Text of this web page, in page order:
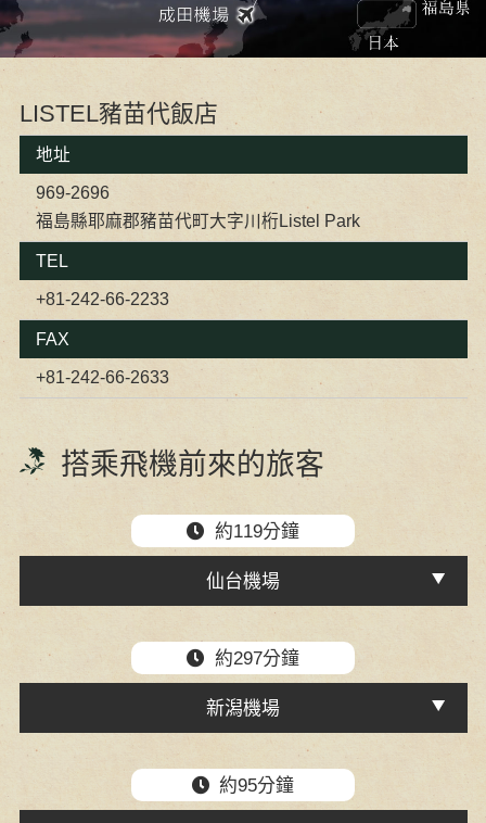
LISTEL豬苗代飯店
地址
969-2696
福島縣耶麻郡豬苗代町大字川桁Listel Park
TEL
+81-242-66-2233
FAX
+81-242-66-2633
搭乘飛機前來的旅客
約119分鐘
仙台機場
約297分鐘
新潟機場
約95分鐘